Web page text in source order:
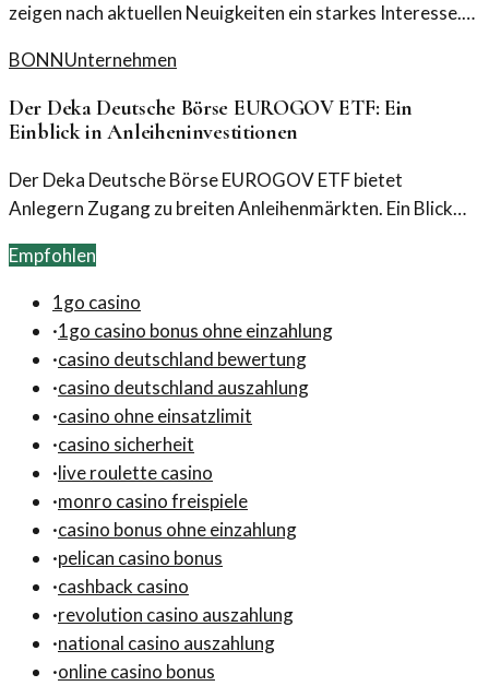
zeigen nach aktuellen Neuigkeiten ein starkes Interesse.
genau und die Marktreaktionen sind vielschichtig.
BONNUnternehmen
Der Deka Deutsche Börse EUROGOV ETF: Ein
Einblick in Anleiheninvestitionen
Der Deka Deutsche Börse EUROGOV ETF bietet
Anlegern Zugang zu breiten Anleihenmärkten. Ein Blick
Empfohlen
1go casino
·1go casino bonus ohne einzahlung
·casino deutschland bewertung
·casino deutschland auszahlung
·casino ohne einsatzlimit
·casino sicherheit
·live roulette casino
·monro casino freispiele
·casino bonus ohne einzahlung
·pelican casino bonus
·cashback casino
·revolution casino auszahlung
·national casino auszahlung
·online casino bonus